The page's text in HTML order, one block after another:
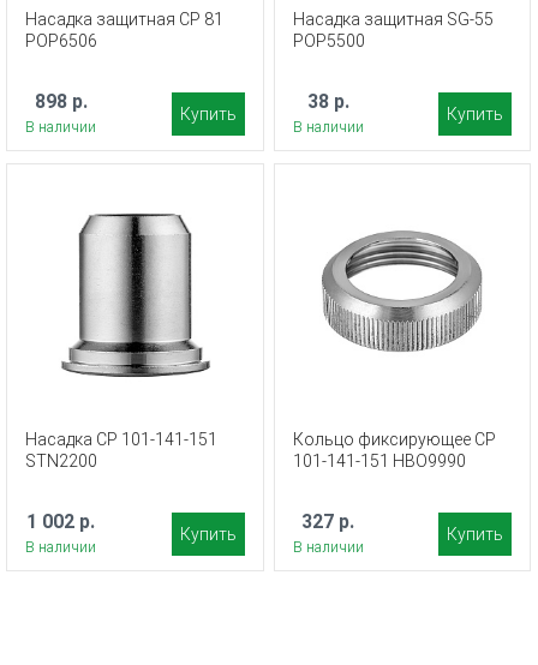
Насадка защитная CP 81
POP6506
898 р.
В наличии
Купить
Насадка защитная SG-55
POP5500
38 р.
В наличии
Купить
Насадка CP 101-141-151
STN2200
1 002 р.
В наличии
Купить
Кольцо фиксирующее CP
101-141-151 HBO9990
327 р.
В наличии
Купить